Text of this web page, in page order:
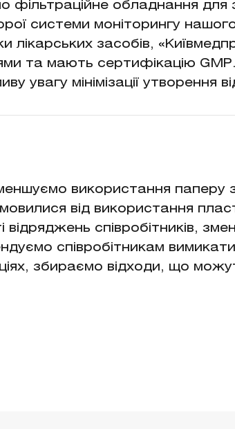
фільтраційне обладнання для
системи моніторингу
лікарських засобів,
та мають сертифікацію
мінімізації утворення
використання паперу
від використання
співробітників,
співробітникам вимикати
збираємо відходи, що